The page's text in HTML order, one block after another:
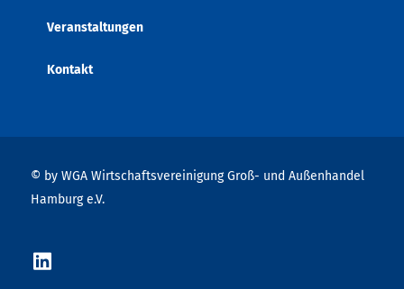
Veranstaltungen
Kontakt
© by WGA Wirtschaftsvereinigung Groß- und Außenhandel
Hamburg e.V.